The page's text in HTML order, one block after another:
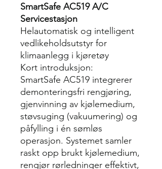
SmartSafe AC519 A/C
Servicestasjon
Helautomatisk og intelligent
vedlikeholdsutstyr for
klimaanlegg i kjøretøy
Kort introduksjon:
SmartSafe AC519 integrerer
demonteringsfri rengjøring,
gjenvinning av kjølemedium,
støvsuging (vakuumering) og
påfylling i én sømløs
operasjon. Systemet samler
raskt opp brukt kjølemedium,
rengjør rørledninger effektivt,